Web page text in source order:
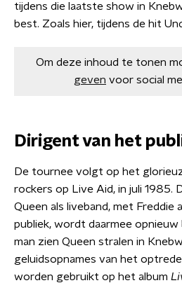
tijdens die laatste show in
best. Zoals hier, tijdens de hit
Om deze inhoud te tonen
geven voor social
Dirigent van het
De tournee volgt op het
rockers op Live Aid, in juli 1985.
Queen als liveband, met Freddie
publiek, wordt daarmee
man zien Queen stralen in
geluidsopnames van het
worden gebruikt op het album